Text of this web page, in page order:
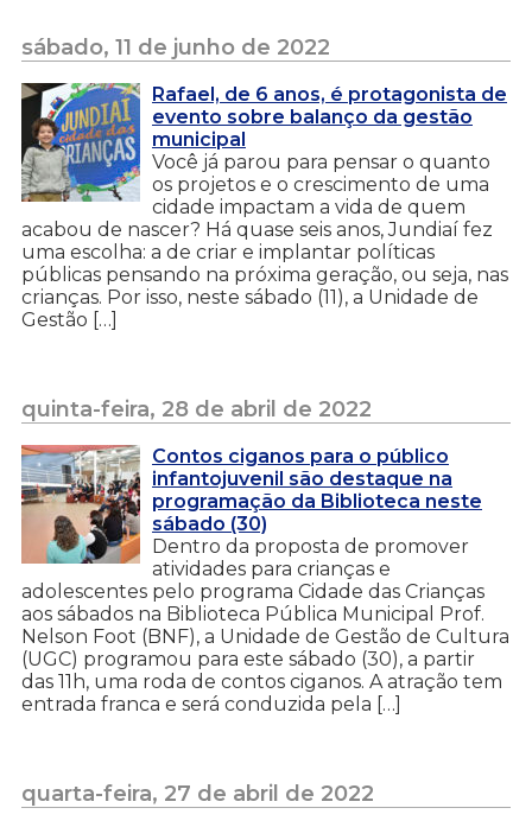
sábado, 11 de junho de 2022
Rafael, de 6 anos, é protagonista de
evento sobre balanço da gestão
municipal
Você já parou para pensar o quanto
os projetos e o crescimento de uma
cidade impactam a vida de quem
acabou de nascer? Há quase seis anos, Jundiaí fez
uma escolha: a de criar e implantar políticas
públicas pensando na próxima geração, ou seja, nas
crianças. Por isso, neste sábado (11), a Unidade de
Gestão […]
quinta-feira, 28 de abril de 2022
Contos ciganos para o público
infantojuvenil são destaque na
programação da Biblioteca neste
sábado (30)
Dentro da proposta de promover
atividades para crianças e
adolescentes pelo programa Cidade das Crianças
aos sábados na Biblioteca Pública Municipal Prof.
Nelson Foot (BNF), a Unidade de Gestão de Cultura
(UGC) programou para este sábado (30), a partir
das 11h, uma roda de contos ciganos. A atração tem
entrada franca e será conduzida pela […]
quarta-feira, 27 de abril de 2022